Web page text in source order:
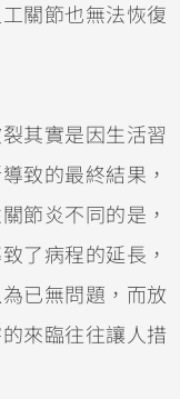
關節也無法恢復
其實是因生活習
致的最終結果，
節炎不同的是，
了病程的延長，
已無問題，而放
來臨往往讓人措